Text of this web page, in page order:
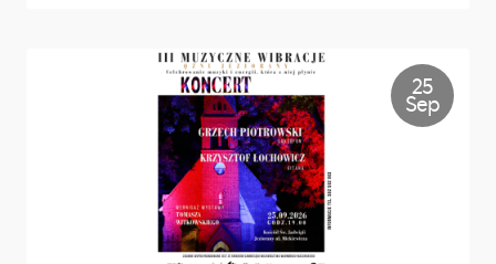
25
Sep